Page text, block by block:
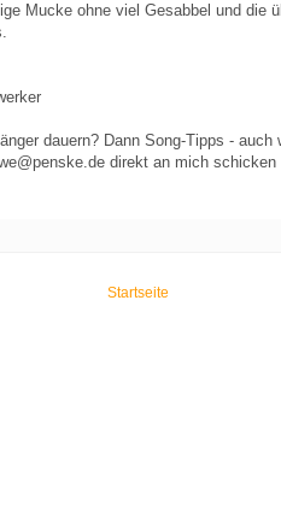
Mucke ohne viel Gesabbel und die
dauern? Dann Song-Tipps - auch
direkt an mich schicken
Startseite